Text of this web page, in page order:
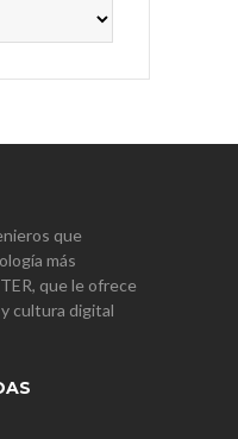
que
más
que le ofrece
cultura digital